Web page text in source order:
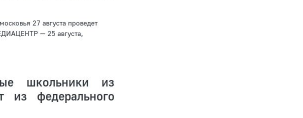
27 августа проведет
— 25 августа,
школьники из
из федерального